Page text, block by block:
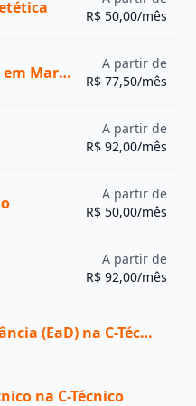
São Carlos -
-
5
Goiânia - GO
SP
do
Diamantina -
-
Diadema -
SP
SP
-
Lavras - MG
-
5
Itaperuna -
5
Londrina -
R$ 50,00/mês
Técnico por Competência em Marketing e Comunicação
A partir de
R$ 77,50/mês
A partir de
R$ 92,00/mês
A partir de
R$ 50,00/mês
A partir de
R$ 92,00/mês
Ver todas as vagas A distância (EaD) na C-Técnico
na C-Técnico